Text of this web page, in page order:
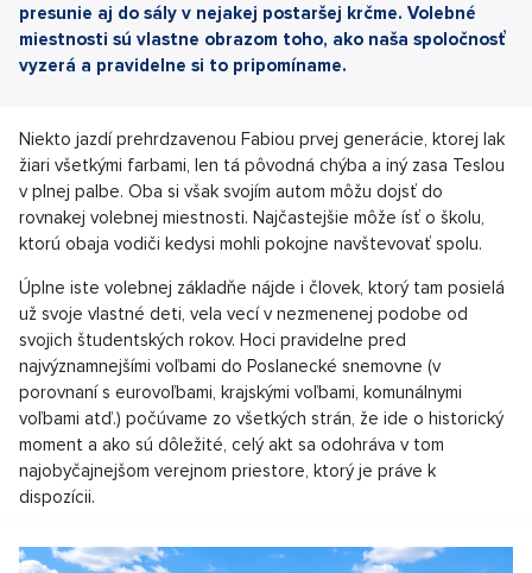
presunie aj do sály v nejakej postaršej krčme. Volebné
miestnosti sú vlastne obrazom toho, ako naša spoločnosť
vyzerá a pravidelne si to pripomíname.
Niekto jazdí prehrdzavenou Fabiou prvej generácie, ktorej lak
žiari všetkými farbami, len tá pôvodná chýba a iný zasa Teslou
v plnej palbe. Oba si však svojím autom môžu dojsť do
rovnakej volebnej miestnosti. Najčastejšie môže ísť o školu,
ktorú obaja vodiči kedysi mohli pokojne navštevovať spolu.
Úplne iste volebnej základňe nájde i človek, ktorý tam posielá
už svoje vlastné deti, vela vecí v nezmenenej podobe od
svojich študentských rokov. Hoci pravidelne pred
najvýznamnejšími voľbami do Poslanecké snemovne (v
porovnaní s eurovoľbami, krajskými voľbami, komunálnymi
voľbami atď.) počúvame zo všetkých strán, že ide o historický
moment a ako sú dôležité, celý akt sa odohráva v tom
najobyčajnejšom verejnom priestore, ktorý je práve k
dispozícii.